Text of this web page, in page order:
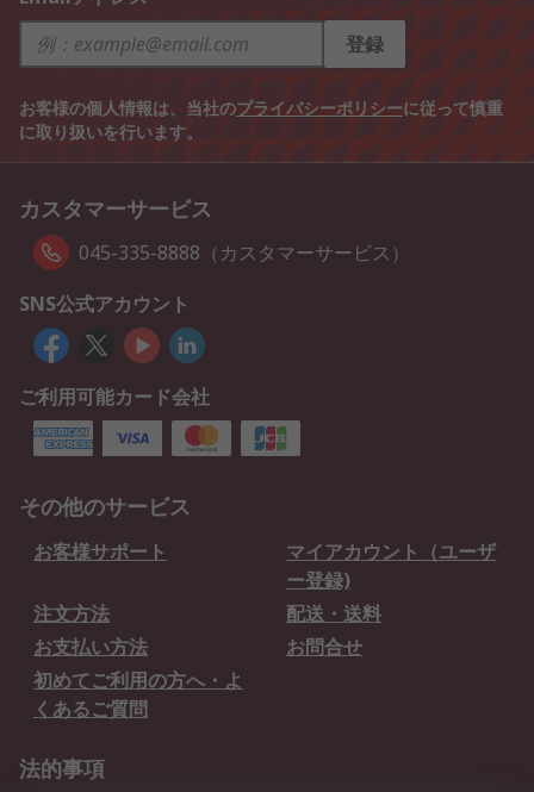
登録
お客様の個人情報は、当社のプライバシーポリシーに従って慎重
に取り扱いを行います。
カスタマーサービス
045-335-8888（カスタマーサービス）
SNS公式アカウント
ご利用可能カード会社
その他のサービス
お客様サポート
マイアカウント（ユーザ
ー登録)
注文方法
配送・送料
お支払い方法
お問合せ
初めてご利用の方へ・よ
くあるご質問
法的事項